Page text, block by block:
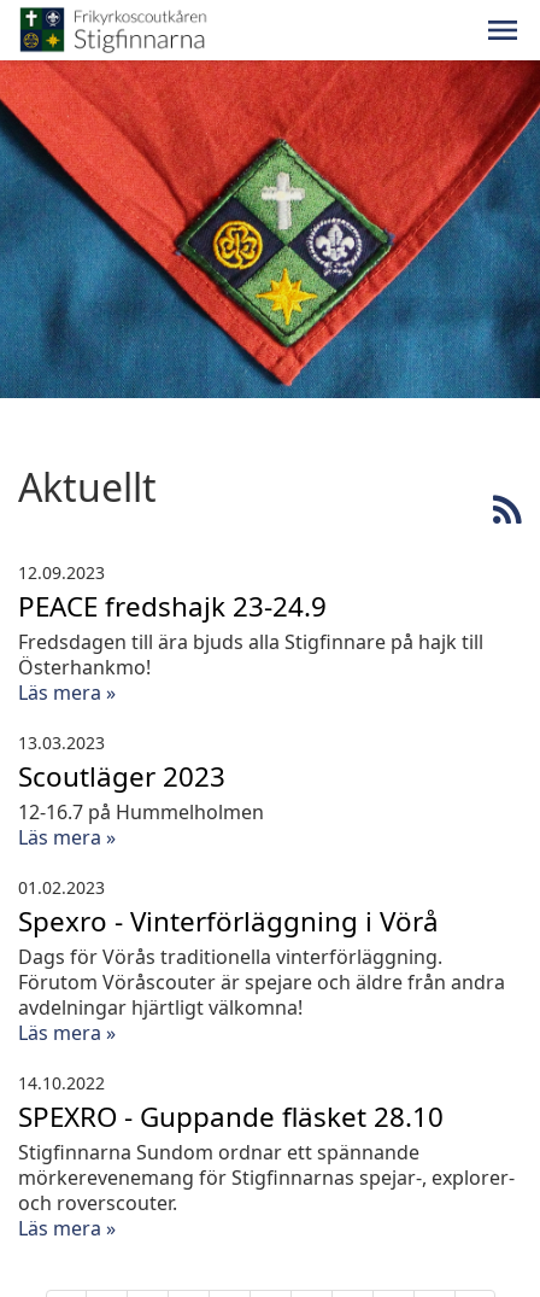
Aktuellt
PEACE fredshajk 23-24.9
Fredsdagen till ära bjuds alla Stigfinnare på hajk till
Österhankmo!
Läs mera »
12.09.2023
Scoutläger 2023
12-16.7 på Hummelholmen
Läs mera »
13.03.2023
Spexro - Vinterförläggning i Vörå
Dags för Vörås traditionella vinterförläggning.
Förutom Vöråscouter är spejare och äldre från andra
avdelningar hjärtligt välkomna!
Läs mera »
01.02.2023
SPEXRO - Guppande fläsket 28.10
Stigfinnarna Sundom ordnar ett spännande
mörkerevenemang för Stigfinnarnas spejar-, explorer-
och roverscouter.
Läs mera »
14.10.2022